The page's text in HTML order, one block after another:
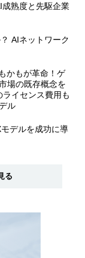
成熟度と先駆企業
AIネットワーク
かもが革命！ゲ
場の既存概念を
イセンス費用も
ル
デルを成功に導
る